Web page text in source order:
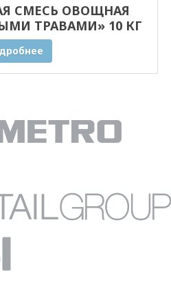
СМЕСЬ ОВОЩНАЯ
ТРАВАМИ» 10 КГ